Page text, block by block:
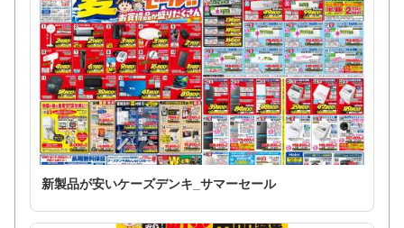
新製品が安いケーズデンキ_サマーセール